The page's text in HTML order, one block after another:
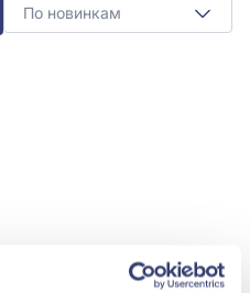
По новинкам